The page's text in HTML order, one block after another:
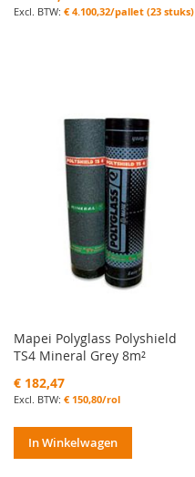
€ 4.100,32/pallet (23 stuks)
Mapei Polyglass Polyshield
TS4 Mineral Grey 8m²
€ 182,47
€ 150,80/rol
In Winkelwagen